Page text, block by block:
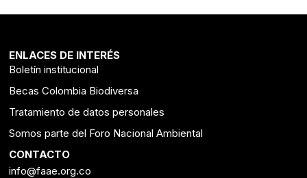
ENLACES DE INTERÉS
Boletín institucional
Becas Colombia Biodiversa
Tratamiento de datos personales
Somos parte del Foro Nacional Ambiental
CONTACTO
info@faae.org.co